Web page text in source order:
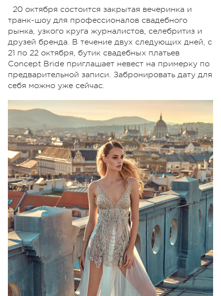
20 октября состоится закрытая вечеринка и
транк-шоу для профессионалов свадебного
рынка, узкого круга журналистов, селебритиз и
друзей бренда. В течение двух следующих дней, с
21 по 22 октября, бутик свадебных платьев
Concept Bride приглашает невест на примерку по
предварительной записи. Забронировать дату для
себя можно уже сейчас.